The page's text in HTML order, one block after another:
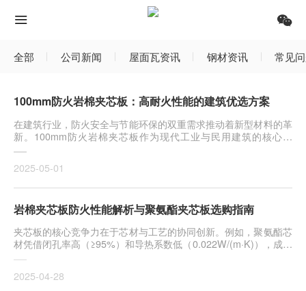
全部 公司新闻 屋面瓦资讯 钢材资讯 常见
100mm防火岩棉夹芯板：高耐火性能的建筑优选方案
在建筑行业，防火安全与节能环保的双重需求推动着新型材料的革
新。100mm防火岩棉夹芯板作为现代工业与民用建筑的核心材
料，凭借其
2025-05-01
岩棉夹芯板防火性能解析与聚氨酯夹芯板选购指南
夹芯板的核心竞争力在于芯材与工艺的协同创新。例如，聚氨酯芯
材凭借闭孔率高（≥95%）和导热系数低（0.022W/(m·K)），成为
冷链
2025-04-28